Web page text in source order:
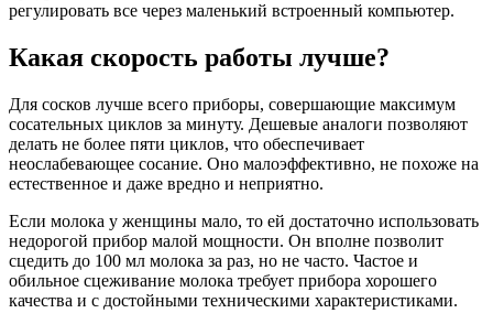
регулировать все через маленький встроенный компьютер.
Какая скорость работы лучше?
Для сосков лучше всего приборы, совершающие максимум
сосательных циклов за минуту. Дешевые аналоги позволяют
делать не более пяти циклов, что обеспечивает
неослабевающее сосание. Оно малоэффективно, не похоже на
естественное и даже вредно и неприятно.
Если молока у женщины мало, то ей достаточно использовать
недорогой прибор малой мощности. Он вполне позволит
сцедить до 100 мл молока за раз, но не часто. Частое и
обильное сцеживание молока требует прибора хорошего
качества и с достойными техническими характеристиками.